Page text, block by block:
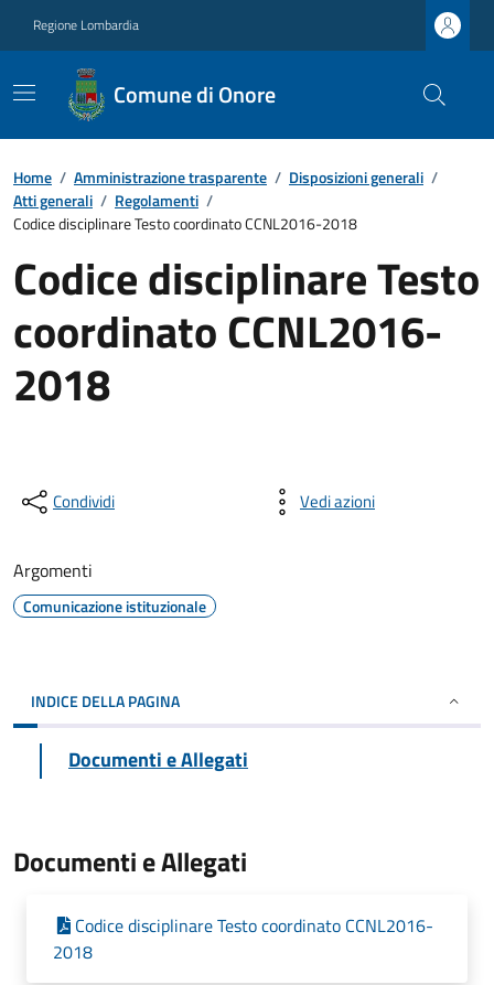
Regione Lombardia
Comune di Onore
Home / Amministrazione trasparente / Disposizioni generali /
Atti generali / Regolamenti /
Codice disciplinare Testo coordinato CCNL2016-2018
Codice disciplinare Testo
coordinato CCNL2016-
2018
Condividi Vedi azioni
Argomenti
Comunicazione istituzionale
INDICE DELLA PAGINA
Documenti e Allegati
Documenti e Allegati
Codice disciplinare Testo coordinato CCNL2016-
2018